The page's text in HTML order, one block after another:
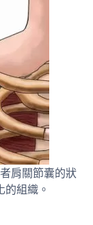
肩關節囊的狀
組織。